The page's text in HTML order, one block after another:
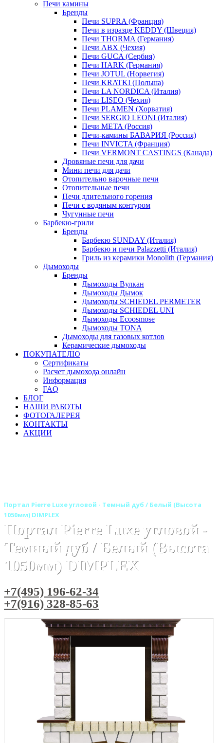
Печи камины
Бренды
Печи SUPRA (Франция)
Печи в изразце KEDDY (Швеция)
Печи THORMA (Германия)
Печи ABX (Чехия)
Печи GUCA (Сербия)
Печи HARK (Германия)
Печи JOTUL (Норвегия)
Печи KRATKI (Польша)
Печи LA NORDICA (Италия)
Печи LISEO (Чехия)
Печи PLAMEN (Хорватия)
Печи SERGIO LEONI (Италия)
Печи META (Россия)
Печи-камины БАВАРИЯ (Россия)
Печи INVICTA (Франция)
Печи VERMONT CASTINGS (Канада)
Дровяные печи для дачи
Мини печи для дачи
Отопительно варочные печи
Отопительные печи
Печи длительного горения
Печи с водяным контуром
Чугунные печи
Барбекю-грили
Бренды
Барбекю SUNDAY (Италия)
Барбекю и печи Palazzetti (Италия)
Гриль из керамики Monolith (Германия)
Дымоходы
Бренды
Дымоходы Вулкан
Дымоходы Дымок
Дымоходы SCHIEDEL PERMETER
Дымоходы SCHIEDEL UNI
Дымоходы Ecoosmose
Дымоходы TONA
Дымоходы для газовых котлов
Керамические дымоходы
ПОКУПАТЕЛЮ
Сертификаты
Расчет дымохода онлайн
Информация
FAQ
БЛОГ
НАШИ РАБОТЫ
ФОТОГАЛЕРЕЯ
КОНТАКТЫ
АКЦИИ
Портал Pierre Luxe угловой - Темный дуб / Белый (Высота
1050мм) DIMPLEX
Портал Pierre Luxe угловой -
Темный дуб / Белый (Высота
1050мм) DIMPLEX
+7(495) 196-62-34
+7(916) 328-85-63